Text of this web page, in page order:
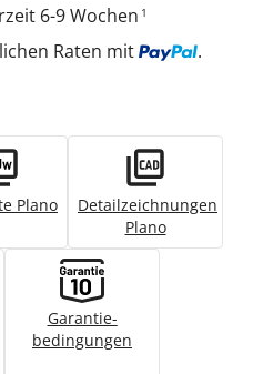
6-9 Wochen 1
Raten mit .
Plano
Detailzeichnungen
Plano
Garantie­
bedingungen